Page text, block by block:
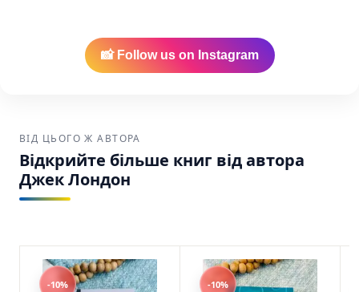
Америці.
Білий Зуб – Лондон Дж. Джек Лондон Фоліо
SKU: 9786175516157 (978-617-551-615-7)
📸 Follow us on Instagram
ВІД ЦЬОГО Ж АВТОРА
Відкрийте більше книг від автора
Джек Лондон
-10% -10%